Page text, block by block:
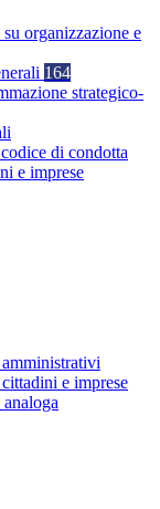
organizzazione e
164
strategico-
di condotta
e imprese
e imprese